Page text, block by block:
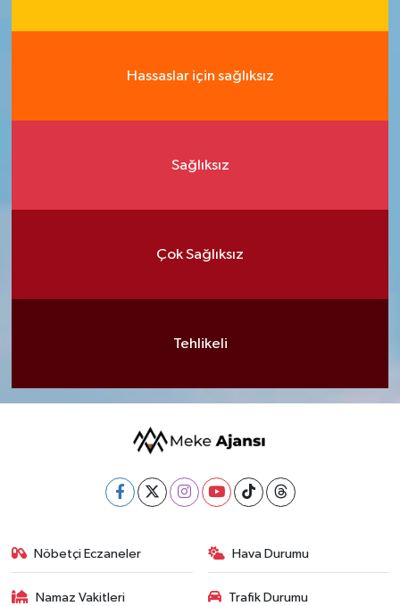
Hassaslar için sağlıksız
Sağlıksız
Çok Sağlıksız
Tehlikeli
Nöbetçi Eczaneler Hava Durumu
Namaz Vakitleri Trafik Durumu